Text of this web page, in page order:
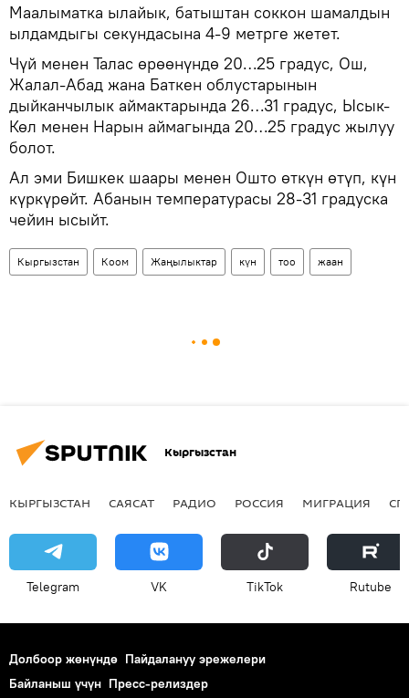
Маалыматка ылайык, батыштан соккон шамалдын
ылдамдыгы секундасына 4-9 метрге жетет.
Чүй менен Талас өрөөнүндө 20…25 градус, Ош,
Жалал-Абад жана Баткен облустарынын
дыйканчылык аймактарында 26…31 градус, Ысык-
Көл менен Нарын аймагында 20…25 градус жылуу
болот.
Ал эми Бишкек шаары менен Ошто өткүн өтүп, күн
күркүрөйт. Абанын температурасы 28-31 градуска
чейин ысыйт.
Кыргызстан Коом Жаңылыктар күн тоо жаан
Кыргызстан
КЫРГЫЗСТАН САЯСАТ РАДИО РОССИЯ МИГРАЦИЯ
Telegram VK ТikТоk Rutube
Долбоор жөнүндө Пайдалануу эрежелери
Байланыш үчүн Пресс-релиздер